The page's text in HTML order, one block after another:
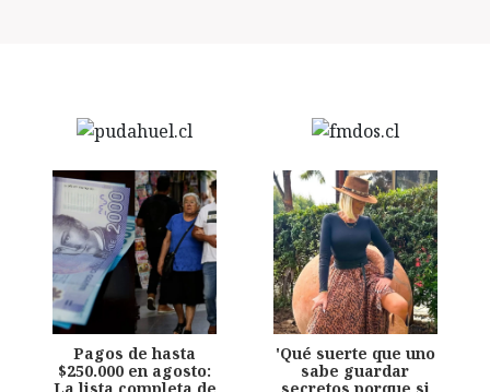
Pagos de hasta
$250.000 en agosto:
'Qué suerte que uno
sabe guardar